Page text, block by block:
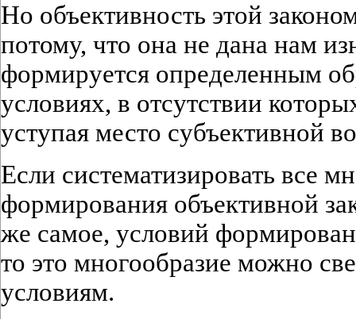
Но объективность этой
потому, что она не дана нам
формируется определенным
условиях, в отсутствии
уступая место субъективной
Если систематизировать все
формирования объективной
же самое, условий
то это многообразие можно
условиям.